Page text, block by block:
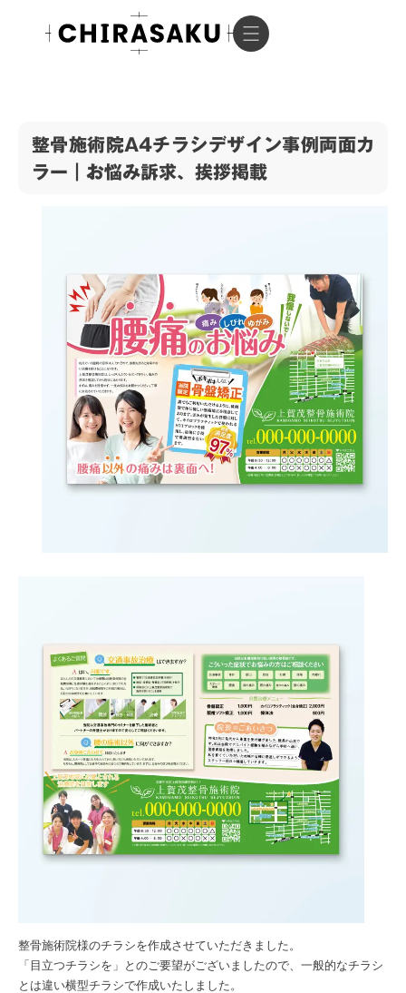
整骨施術院A4チラシデザイン事例両面カ
ラー｜お悩み訴求、挨拶掲載
整骨施術院様のチラシを作成させていただきました。
「目立つチラシを」とのご要望がございましたので、一般的なチラシ
とは違い横型チラシで作成いたしました。